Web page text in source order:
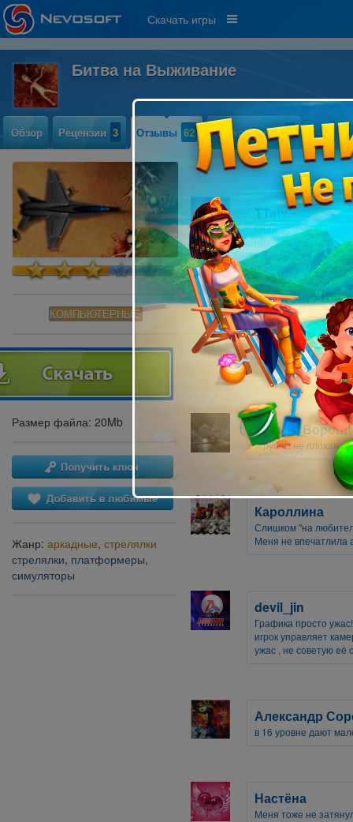
Скачать игры
Битва на Выживание
Обзор Рецензии 3 Отзывы 62 Прохождение 2
КОМПЬЮТЕРНЫЕ
Размер файла: 20Mb
Жанр: аркадные, стрелялки
стрелялки, платформеры,
симуляторы
TTaty
Отличная игра для
предстоит
всю планету. В
По мере
увеличение
времени
Три режима игры,
игру от подобных.
сопровождение,
что берите в руки
коварных
Никита
игрушка не плохая
Кароллина
Слишком "на
Меня не впечатлила
devil_jin
Графика просто
игрок управляет
ужас , не советую её
Александр
в 16 уровне дают
Настёна
Меня тоже не